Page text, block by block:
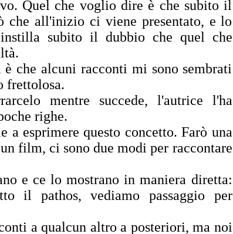
Quel che voglio dire è che subito il
all'inizio ci viene presentato, e lo
subito il dubbio che quel che
che alcuni racconti mi sono sembrati
frettolosa.
mentre succede, l'autrice l'ha
righe.
a esprimere questo concetto. Farò una
film, ci sono due modi per raccontare
e ce lo mostrano in maniera diretta:
il pathos, vediamo passaggio per
a qualcun altro a posteriori, ma noi